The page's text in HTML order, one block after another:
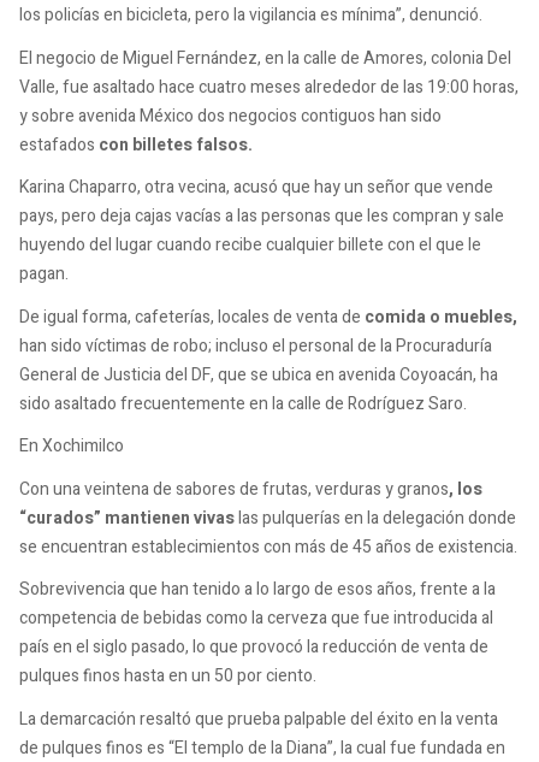
los policías en bicicleta, pero la vigilancia es mínima”, denunció.
El negocio de Miguel Fernández, en la calle de Amores, colonia Del
Valle, fue asaltado hace cuatro meses alrededor de las 19:00 horas,
y sobre avenida México dos negocios contiguos han sido
estafados con billetes falsos.
Karina Chaparro, otra vecina, acusó que hay un señor que vende
pays, pero deja cajas vacías a las personas que les compran y sale
huyendo del lugar cuando recibe cualquier billete con el que le
pagan.
De igual forma, cafeterías, locales de venta de comida o muebles,
han sido víctimas de robo; incluso el personal de la Procuraduría
General de Justicia del DF, que se ubica en avenida Coyoacán, ha
sido asaltado frecuentemente en la calle de Rodríguez Saro.
En Xochimilco
Con una veintena de sabores de frutas, verduras y granos, los
“curados” mantienen vivaslas pulquerías en la delegación donde
se encuentran establecimientos con más de 45 años de existencia.
Sobrevivencia que han tenido a lo largo de esos años, frente a la
competencia de bebidas como la cerveza que fue introducida al
país en el siglo pasado, lo que provocó la reducción de venta de
pulques finos hasta en un 50 por ciento.
La demarcación resaltó que prueba palpable del éxito en la venta
de pulques finos es “El templo de la Diana”, la cual fue fundada en